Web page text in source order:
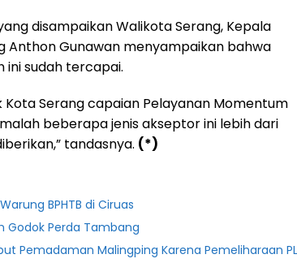
disampaikan Walikota Serang, Kepala
Anthon Gunawan menyampaikan bahwa
ini sudah tercapai.
Kota Serang capaian Pelayanan Momentum
beberapa jenis akseptor ini lebih dari
tandasnya. (*)
BPHTB di Ciruas
Godok Perda Tambang
Pemadaman Malingping Karena Pemeliharaan